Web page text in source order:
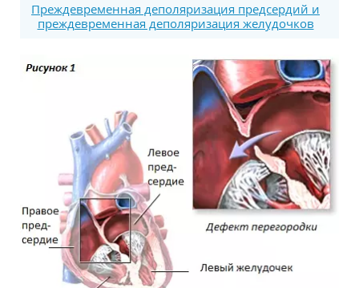
Преждевременная деполяризация предсердий и
преждевременная деполяризация желудочков